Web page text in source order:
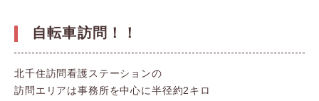
自転車訪問！！
北千住訪問看護ステーションの
訪問エリアは事務所を中心に半径約2キロ